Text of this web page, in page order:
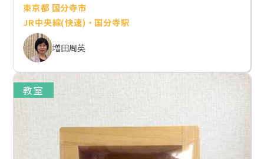
東京都 国分寺市
JR中央線(快速)・国分寺駅
増田周英
教室